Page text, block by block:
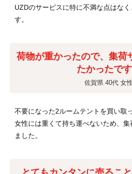
UZDのサービスに特に不満な点はな
す。
荷物が重かったので、集荷
たかったです
佐賀県 40代 女性
不要になった2ルームテントを買い取
女性には重くて持ち運べないため、集
ました。